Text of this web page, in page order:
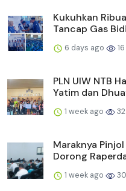
Kukuhkan
Tancap Gas
6 days ago 16
PLN UIW NTB
Yatim dan
1 week ago 32
Maraknya Pinjol
Dorong
1 week ago 30